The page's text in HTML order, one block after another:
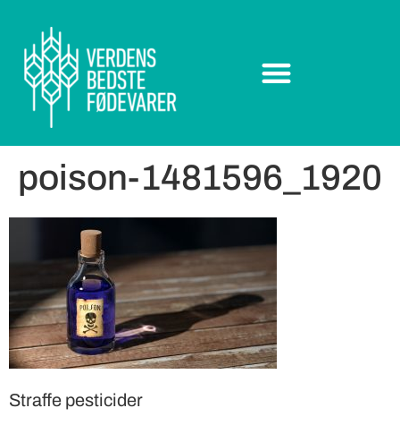
poison-1481596_1920
Straffe pesticider